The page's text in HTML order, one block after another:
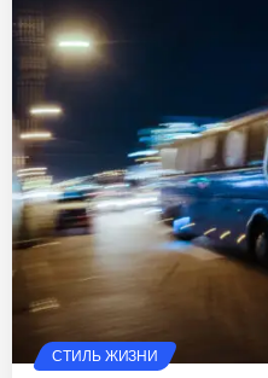
СТИЛЬ ЖИЗНИ